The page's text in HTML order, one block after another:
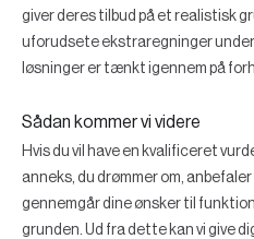
giver deres tilbud på et realistisk
uforudsete ekstraregninger
løsninger er tænkt igennem på
Sådan kommer vi videre
Hvis du vil have en kvalificeret
anneks, du drømmer om,
gennemgår dine ønsker til
grunden. Ud fra dette kan vi give